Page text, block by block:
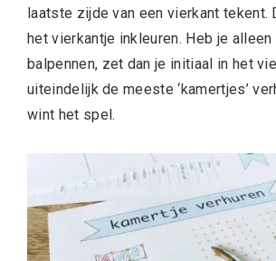
laatste zijde van een vierkant tekent.
het vierkantje inkleuren. Heb je alleen
balpennen, zet dan je initiaal in het
uiteindelijk de meeste ‘kamertjes’
wint het spel.